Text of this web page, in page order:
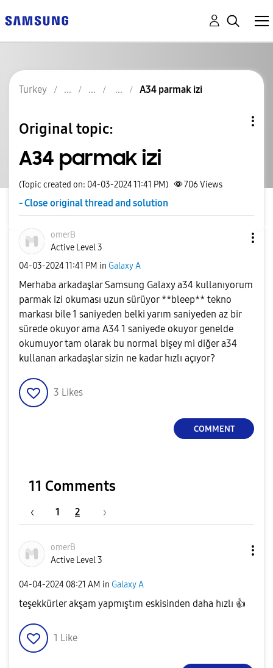
Turkey A34 parmak izi
Original topic:
A34 parmak izi
(Topic created on: 04-03-2024 11:41 PM) 706 Views
- Close original thread and solution
omerB
Active Level 3
‎04-03-202411:41 PM in Galaxy A
Merhaba arkadaşlar Samsung Galaxy a34 kullanıyorum
parmak izi okuması uzun sürüyor **bleep** tekno
markası bile 1 saniyeden belki yarım saniyeden az bir
sürede okuyor ama A34 1 saniyede okuyor genelde
okumuyor tam olarak bu normal bişey mi diğer a34
kullanan arkadaşlar sizin ne kadar hızlı açıyor?
3 Likes
COMMENT
11 Comments
1 2
omerB
Active Level 3
‎04-04-2024 08:21 AM in Galaxy A
teşekkürler akşam yapmıştım eskisinden daha hızlı 👍
1 Like